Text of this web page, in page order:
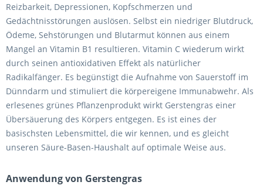
Reizbarkeit, Depressionen, Kopfschmerzen und
Gedächtnisstörungen auslösen. Selbst ein niedriger Blutdruck,
Ödeme, Sehstörungen und Blutarmut können aus einem
Mangel an Vitamin B1 resultieren. Vitamin C wiederum wirkt
durch seinen antioxidativen Effekt als natürlicher
Radikalfänger. Es begünstigt die Aufnahme von Sauerstoff im
Dünndarm und stimuliert die körpereigene Immunabwehr. Als
erlesenes grünes Pflanzenprodukt wirkt Gerstengras einer
Übersäuerung des Körpers entgegen. Es ist eines der
basischsten Lebensmittel, die wir kennen, und es gleicht
unseren Säure-Basen-Haushalt auf optimale Weise aus.
Anwendung von Gerstengras